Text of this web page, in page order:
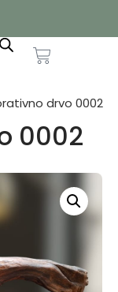
drvo 0002
0002